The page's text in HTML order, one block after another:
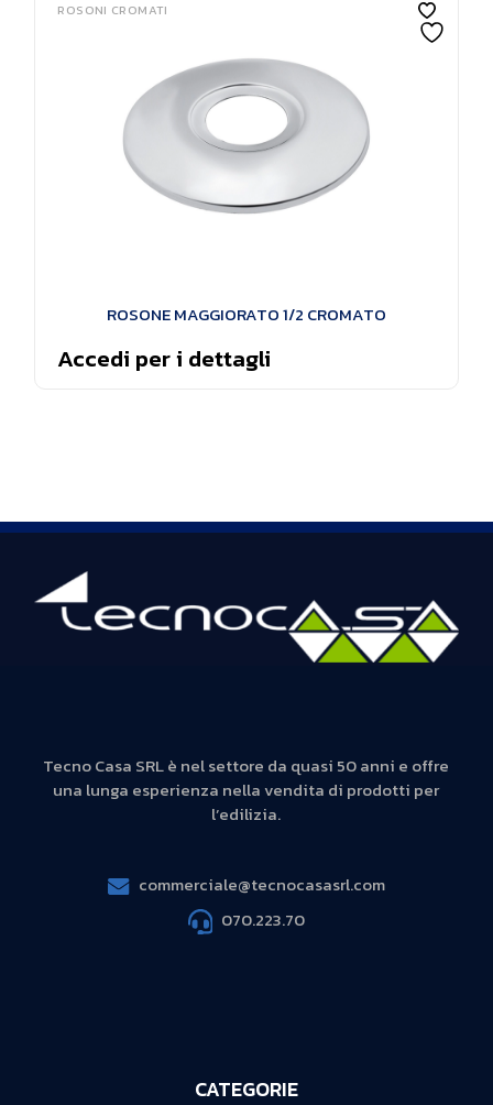
ROSONI CROMATI
ROSONE MAGGIORATO 1/2 CROMATO
Accedi per i dettagli
Tecno Casa SRL è nel settore da quasi 50 anni e offre
una lunga esperienza nella vendita di prodotti per
l’edilizia.
commerciale@tecnocasasrl.com
070.223.70
CATEGORIE